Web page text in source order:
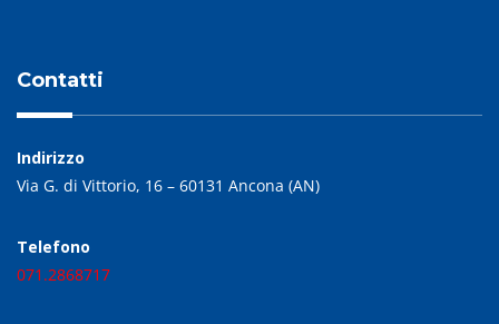
Contatti
Indirizzo
Via G. di Vittorio, 16 – 60131 Ancona (AN)
Telefono
071.2868717